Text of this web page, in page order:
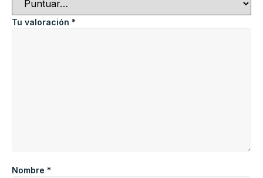
Tu valoración *
Nombre *